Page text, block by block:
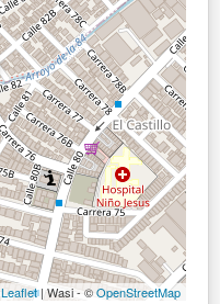
Leaflet| Wasi - ©OpenStreetMap